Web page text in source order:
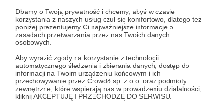
Dbamy o Twoją prywatność i chcemy, abyś w czasie
korzystania z naszych usług czuł się komfortowo, dlatego też
poniżej prezentujemy Ci najważniejsze informacje o
zasadach przetwarzania przez nas Twoich danych
osobowych.
Aby wyrazić zgody na korzystanie z technologii
automatycznego śledzenia i zbierania danych, dostęp do
informacji na Twoim urządzeniu końcowym i ich
przechowywanie przez Crowd8 sp. z o.o. oraz podmioty
zewnętrzne, które wspierają nas w prowadzeniu działalności,
kliknij AKCEPTUJĘ I PRZECHODZĘ DO SERWISU.
Co tydzień otrzymasz ode mnie inspirujący mail, w
którym dzielę się osobistymi, nigdzie indziej nie
publikowanymi doświadczeniami.
Wyślę Ci również szkolenie audio 4 KLUCZE DO
ŻYCIA PEŁNEGO PASJI - strategie ludzi, którzy
żyją blisko Boga.
Patroni: 20